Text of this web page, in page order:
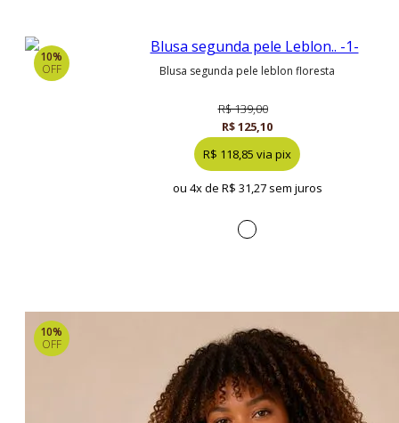
10%
OFF
blusa segunda pele leblon floresta
R$ 139,00
R$ 125,10
R$ 118,85 via pix
ou 4x de R$ 31,27 sem juros
10%
OFF